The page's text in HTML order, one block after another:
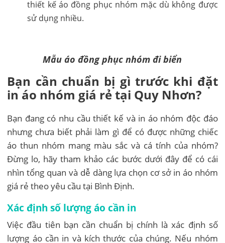
thiết kế áo đồng phục nhóm mặc dù không được
sử dụng nhiều.
Mẫu áo đồng phục nhóm đi biển
Bạn cần chuẩn bị gì trước khi đặt
in áo nhóm giá rẻ tại Quy Nhơn?
Bạn đang có nhu cầu thiết kế và in áo nhóm độc đáo
nhưng chưa biết phải làm gì để có được những chiếc
áo thun nhóm mang màu sắc và cá tính của nhóm?
Đừng lo, hãy tham khảo các bước dưới đây để có cái
nhìn tổng quan và dễ dàng lựa chọn cơ sở in áo nhóm
giá rẻ theo yêu cầu tại Bình Định.
Xác định số lượng áo cần in
Việc đầu tiên bạn cần chuẩn bị chính là xác định số
lượng áo cần in và kích thước của chúng. Nếu nhóm